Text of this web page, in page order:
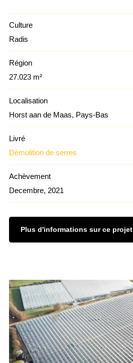
Culture
Radis
Région
27.023 m²
Localisation
Horst aan de Maas, Pays-Bas
Livré
Démolition de serres
Achèvement
Decembre, 2021
Plus d'informations sur ce projet